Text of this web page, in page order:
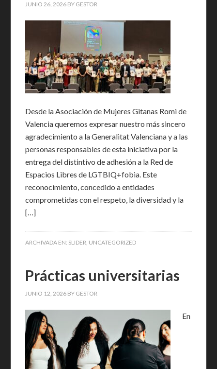
JUNIO 26, 2026 BY GESTOR
Desde la Asociación de Mujeres Gitanas Romi de
Valencia queremos expresar nuestro más sincero
agradecimiento a la Generalitat Valenciana y a las
personas responsables de esta iniciativa por la
entrega del distintivo de adhesión a la Red de
Espacios Libres de LGTBIQ+fobia. Este
reconocimiento, concedido a entidades
comprometidas con el respeto, la diversidad y la
[…]
ARCHIVADA EN: SLIDER, UNCATEGORIZED
Prácticas universitarias
JUNIO 12, 2026 BY GESTOR
En